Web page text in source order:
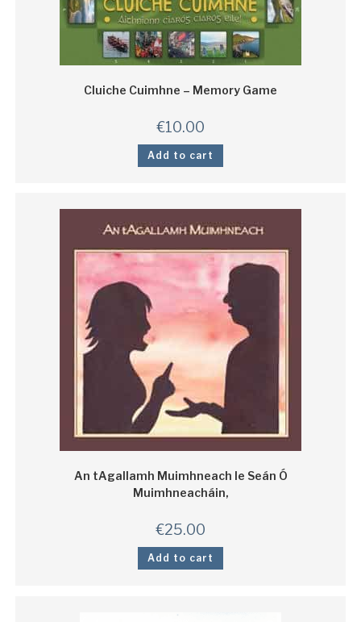
Cluiche Cuimhne – Memory Game
€10.00
Add to cart
An tAgallamh Muimhneach le Seán Ó
Muimhneacháin,
€25.00
Add to cart